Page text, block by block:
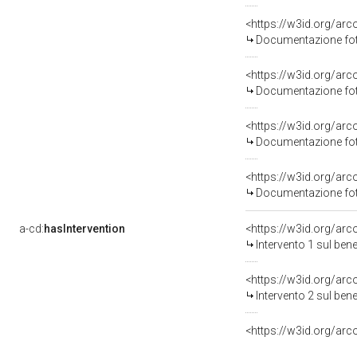
Documentazione
Documentazione
Documentazione
Documentazione
a-cd:hasIntervention
<https://w3id.org/
Intervento 1 sul
<https://w3id.org/
Intervento 2 sul
<https://w3id.org/